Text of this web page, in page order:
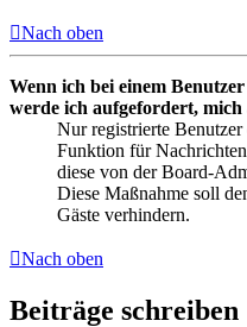
Nach oben
Wenn ich bei einem
werde ich aufgefordert, mich
Nur registrierte
Funktion für
diese von der Board-
Diese Maßnahme soll
Gäste verhindern.
Nach oben
Beiträge schreiben